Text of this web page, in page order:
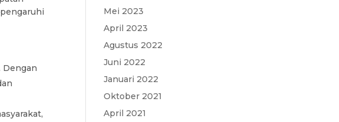
Dengan
Mei 2023
April 2023
Agustus 2022
Juni 2022
Januari 2022
Oktober 2021
April 2021